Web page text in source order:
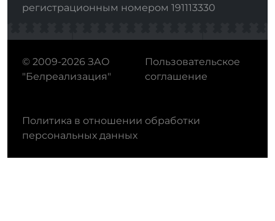
регистрационным номером 191113330
© 2009-2026 ЗАО
"Белреализация"
Пользовательское
соглашение
Политика в отношении обработки
персональных данных